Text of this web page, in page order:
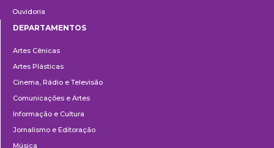
Ouvidoria
DEPARTAMENTOS
Artes Cênicas
Artes Plásticas
Cinema, Rádio e Televisão
Comunicações e Artes
Informação e Cultura
Jornalismo e Editoração
Música